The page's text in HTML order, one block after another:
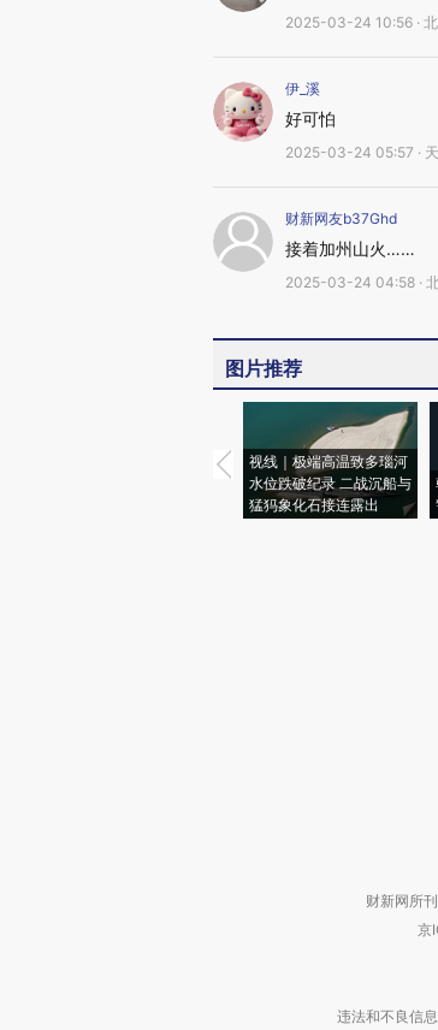
2025-03-24 10:56 ·
伊_溪
好可怕
2025-03-24 05:57 ·
财新网友b37Ghd
接着加州山火……
2025-03-24 04:58 ·
图片推荐
视线｜极端高温致多瑙河
水位跌破纪录 二战沉船与
猛犸象化石接连露出
财新网所
京
违法和不良信